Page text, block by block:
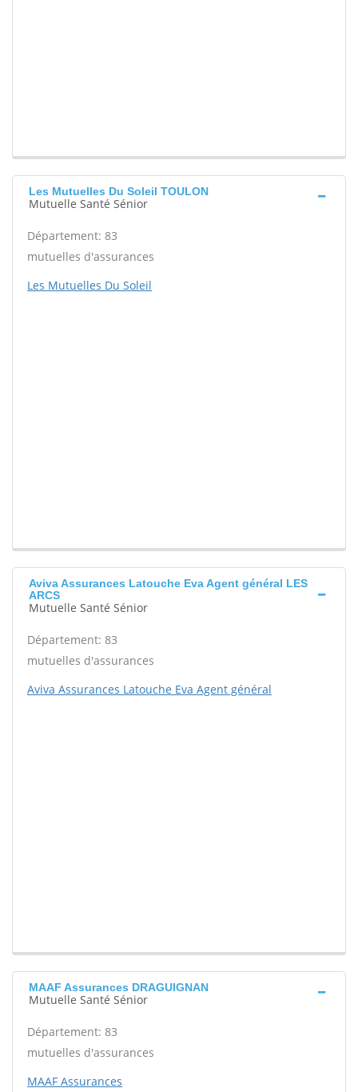
Les Mutuelles Du Soleil TOULON
Mutuelle Santé Sénior
Département: 83
mutuelles d'assurances
Les Mutuelles Du Soleil
Aviva Assurances Latouche Eva Agent général LES
ARCS
Mutuelle Santé Sénior
Département: 83
mutuelles d'assurances
Aviva Assurances Latouche Eva Agent général
MAAF Assurances DRAGUIGNAN
Mutuelle Santé Sénior
Département: 83
mutuelles d'assurances
MAAF Assurances